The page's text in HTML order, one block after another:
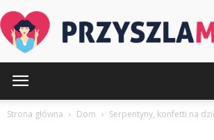
Strona główna Dom Serpentyny, konfetti na